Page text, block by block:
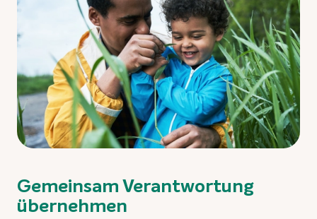
Gemeinsam Verantwortung
übernehmen